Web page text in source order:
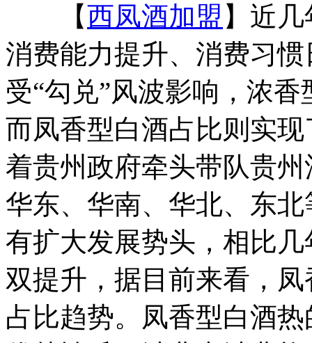
【西凤酒加盟 】近
消费能力提升、消费习
受“勾兑”风波影响，浓
而凤香型白酒占比则实
着贵州政府牵头带队贵
华东、华南、华北、东
有扩大发展势头，相比
双提升，据目前来看，
占比趋势。凤香型白酒